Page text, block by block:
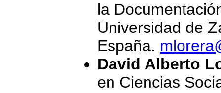
la
Universidad de
España.
David Alberto
en Ciencias